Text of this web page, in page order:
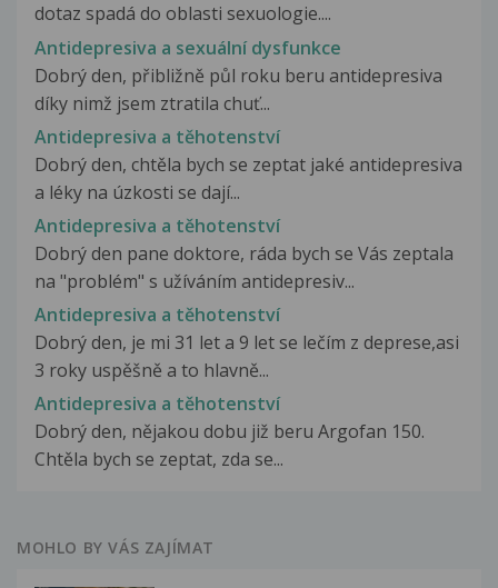
dotaz spadá do oblasti sexuologie....
Antidepresiva a sexuální dysfunkce
Dobrý den, přibližně půl roku beru antidepresiva
díky nimž jsem ztratila chuť...
Antidepresiva a těhotenství
Dobrý den, chtěla bych se zeptat jaké antidepresiva
a léky na úzkosti se dají...
Antidepresiva a těhotenství
Dobrý den pane doktore, ráda bych se Vás zeptala
na "problém" s užíváním antidepresiv...
Antidepresiva a těhotenství
Dobrý den, je mi 31 let a 9 let se lečím z deprese,asi
3 roky uspěšně a to hlavně...
Antidepresiva a těhotenství
Dobrý den, nějakou dobu již beru Argofan 150.
Chtěla bych se zeptat, zda se...
MOHLO BY VÁS ZAJÍMAT